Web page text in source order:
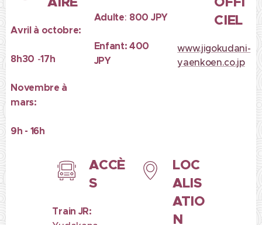
Avril à octobre:
8h30 -17h
Novembre à
mars:
9h - 16h
Adulte: 800 JPY
Enfant: 400
JPY
CIEL
www.jigokudani-
yaenkoen.co.jp
ACCÈ
S
Train JR:
LOC
ALIS
ATIO
N